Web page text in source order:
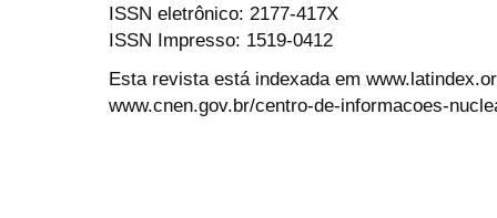
ISSN eletrônico: 2177-417X
ISSN Impresso: 1519-0412
Esta revista está indexada em
www.cnen.gov.br/centro-de-informacoes-